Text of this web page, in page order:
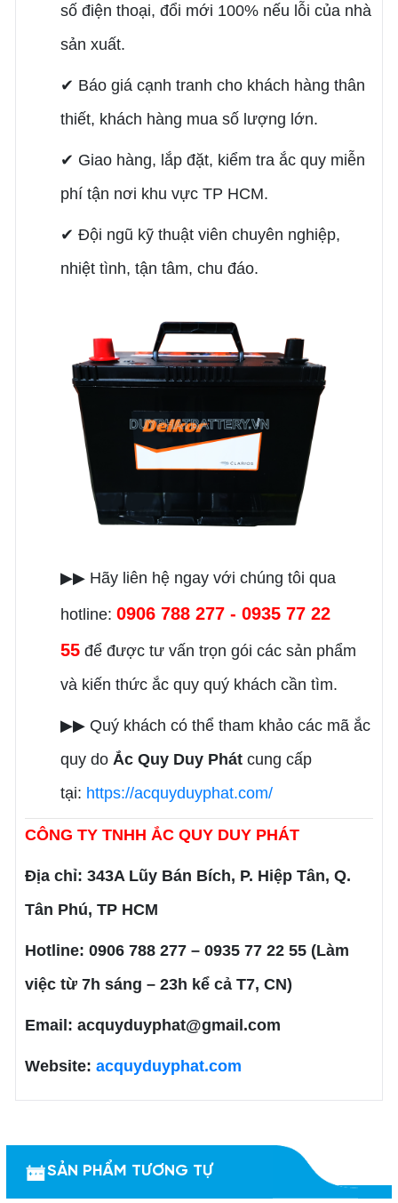
số điện thoại, đổi mới 100% nếu lỗi của nhà
sản xuất.
✔ Báo giá cạnh tranh cho khách hàng thân
thiết, khách hàng mua số lượng lớn.
✔ Giao hàng, lắp đặt, kiểm tra ắc quy miễn
phí tận nơi khu vực TP HCM.
✔ Đội ngũ kỹ thuật viên chuyên nghiệp,
nhiệt tình, tận tâm, chu đáo.
▶▶ Hãy liên hệ ngay với chúng tôi qua
hotline: 0906 788 277 - 0935 77 22
55để được tư vấn trọn gói các sản phẩm
và kiến thức ắc quy quý khách cần tìm.
▶▶ Quý khách có thể tham khảo các mã ắc
quy do Ắc Quy Duy Phátcung cấp
tại: https://acquyduyphat.com/
CÔNG TY TNHH ẮC QUY DUY PHÁT
Địa chỉ: 343A Lũy Bán Bích, P. Hiệp Tân, Q.
Tân Phú, TP HCM
Hotline: 0906 788 277 – 0935 77 22 55 (Làm
việc từ 7h sáng – 23h kể cả T7, CN)
Email: acquyduyphat@gmail.com
Website: acquyduyphat.com
SẢN PHẨM TƯƠNG TỰ